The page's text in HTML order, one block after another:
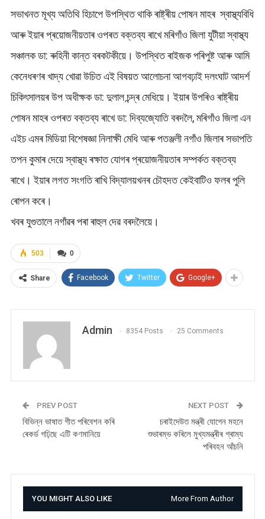
সভাখনত মূখ্য অতিথি হিচাপে উপস্থিত থাকি ৰাষ্ট্ৰীয় পোষন মাহৰ স্বাস্থ্যবিধি
আৰু ইয়াৰ প্ৰয়োজনীয়তাৰ ওপৰত বক্তব্য ৰাখে মৰিগাঁও জিলা যুটীয়া স্বাস্থ্য
সঞ্চালক ডা: ৰুহিনী কান্ত বৰকটকীয়ে। উপস্থিত ৰাইজক পৰিপুষ্ট আৰু আমি
কেনেধৰণৰ খাদ্য খোৱা উচিত এই বিষয়ত আলোচনা আগবঢ়াই দলংঘাট আদৰ্শ
চিকিৎসালয়ৰ উপ অধীক্ষক ডা: দুলাল চন্দ্ৰ মেধিয়ে। ইয়াৰ উপৰিও ৰাষ্ট্ৰীয়
পোষন মাহৰ ওপৰত বক্তব্য ৰাখে ডা: দিব্যজ্যোতি বৰদলৈ, মৰিগাঁও জিলা এন
এইচ এমৰ মিডিয়া বিশেষজ্ঞা নিলাক্ষী মেধি আৰু পতঞ্জলী নগাঁও জিলাৰ সভাপতি
তপন কুমাৰ দেয়ে স্বাস্থ্য ৰক্ষাত যোগৰ প্ৰয়োজনীয়তাৰ সম্পৰ্কত বক্তব্য
ৰাখে। ইয়াৰ লগত সংগতি ৰাখি বিদ্যালয়খনৰ চৌহদত কেইবাটিও ফলৰ পুলি
ৰোপন কৰে।
খবৰ যুগুতালে নগাঁৱৰ পৰা ৰাহুল দেৱ বৰদলৈয়ে।
0
503
Share Facebook Twitter Google+
Admin 8354 Posts 25 Comments
PREV POST
বিভিন্ন ভাষাত গীত পৰিবেশন কৰি
ৰেকৰ্ড গঢ়িছে এটি কণমানিয়ে
NEXT POST
চৰাইদেউত মন্ত্ৰী যোগেন মহনে
শুভাৰম্ভ কৰিলে মুখ্যমন্ত্ৰীৰ গ্ৰাম্য
পৰিবহন আঁচনি
YOU MIGHT ALSO LIKE More From Author